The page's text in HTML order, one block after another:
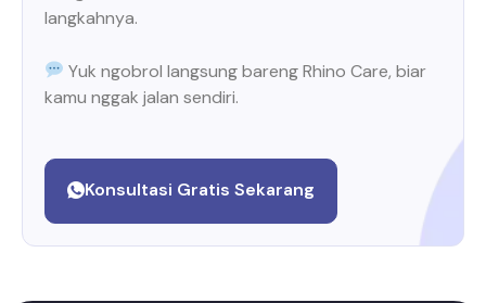
langkahnya.
Yuk ngobrol langsung bareng Rhino Care, biar
kamu nggak jalan sendiri.
Konsultasi Gratis Sekarang